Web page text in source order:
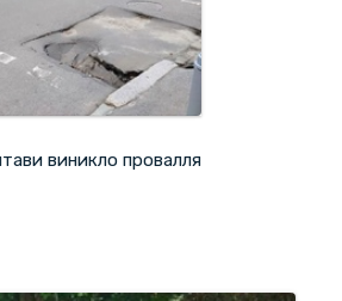
виникло провалля